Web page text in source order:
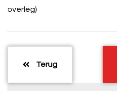
overleg)
Terug